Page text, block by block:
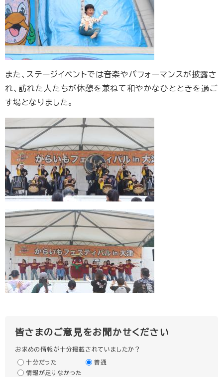
また、ステージイベントでは音楽やパフォーマンスが披露さ
れ、訪れた人たちが休憩を兼ねて和やかなひとときを過ご
す場となりました。
皆さまのご意見をお聞かせください
お求めの情報が十分掲載されていましたか？
十分だった
普通
情報が足りなかった